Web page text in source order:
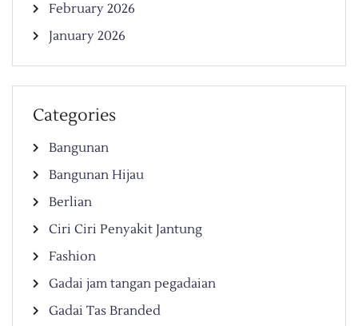
February 2026
January 2026
Categories
Bangunan
Bangunan Hijau
Berlian
Ciri Ciri Penyakit Jantung
Fashion
Gadai jam tangan pegadaian
Gadai Tas Branded